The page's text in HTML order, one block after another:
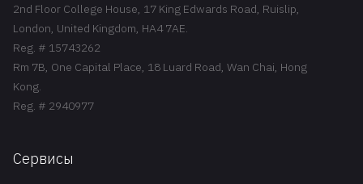
2nd Floor College House, 17 King Edwards Road, Ruislip,
London, United Kingdom, HA4 7AE.
Reg. # 15743262
Rm 7B, One Capital Place, 18 Luard Road, Wan Chai, Hong
Kong.
Reg. # 2940977
Сервисы